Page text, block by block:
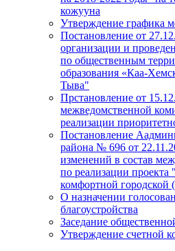
кожууна
Утверждение графика
Постановление от
организации и
по общественным
образования «Каа-
Тыва"
Прстановление от
межведомственной
реализации
Постановление
района № 696 от
изменений в состав
по реализации
комфортной городской
О назначении
благоустройства
Заседание
Утверждение счетной